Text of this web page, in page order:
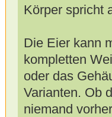
Körper spricht
Die Eier kann
kompletten
oder das
Varianten. Ob
niemand